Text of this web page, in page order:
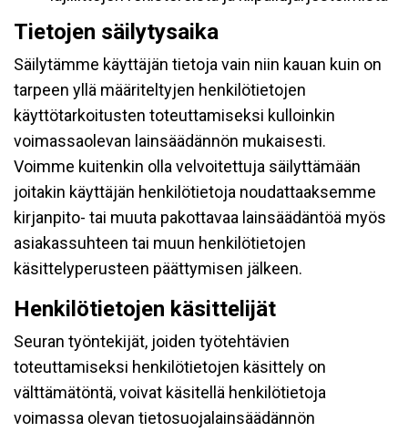
Tietojen säilytysaika
Säilytämme käyttäjän tietoja vain niin kauan kuin on
tarpeen yllä määriteltyjen henkilötietojen
käyttötarkoitusten toteuttamiseksi kulloinkin
voimassaolevan lainsäädännön mukaisesti.
Voimme kuitenkin olla velvoitettuja säilyttämään
joitakin käyttäjän henkilötietoja noudattaaksemme
kirjanpito- tai muuta pakottavaa lainsäädäntöä myös
asiakassuhteen tai muun henkilötietojen
käsittelyperusteen päättymisen jälkeen.
Henkilötietojen käsittelijät
Seuran työntekijät, joiden työtehtävien
toteuttamiseksi henkilötietojen käsittely on
välttämätöntä, voivat käsitellä henkilötietoja
voimassa olevan tietosuojalainsäädännön